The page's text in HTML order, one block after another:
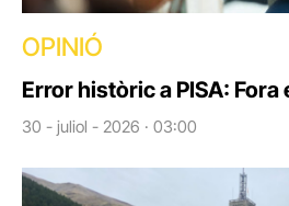
OPINIÓ
Error històric a PISA: Fora
30 - juliol - 2026 · 03:00